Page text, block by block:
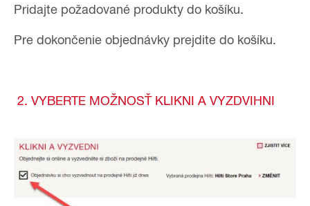
Pridajte požadované produkty do košíku.
Pre dokončenie objednávky prejdite do košíku.
2. VYBERTE MOŽNOSŤ KLIKNI A VYZDVIHNI